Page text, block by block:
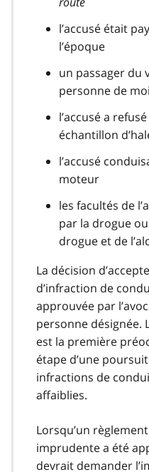
l’accusé était
l’époque
un passager du
personne de
l’accusé a
échantillon
l’accusé
moteur
les facultés de
par la drogue
drogue et de
La décision
d’infraction de
approuvée par
personne désignée.
est la première
étape d’une
infractions de
affaiblies.
Lorsqu’un
imprudente a été
devrait demander